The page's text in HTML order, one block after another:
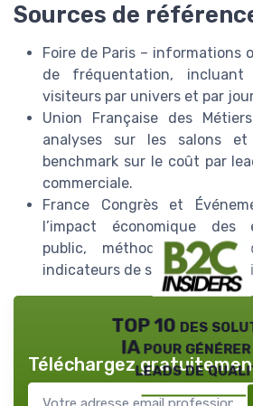
Sources de
Foire de Paris – informations
de fréquentation,
visiteurs par univers et par
Union Française des
analyses sur les salons
benchmark sur le coût par
commerciale.
France Congrès et
l’impact économique des
public, méthodologies
indicateurs de satisfaction
TOP 10 des
IA pour générer
leads de
Téléchargez